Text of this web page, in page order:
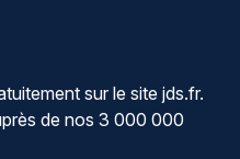
sur le site jds.fr.
de nos 3 000 000